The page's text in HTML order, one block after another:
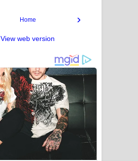
›
Home
View web version